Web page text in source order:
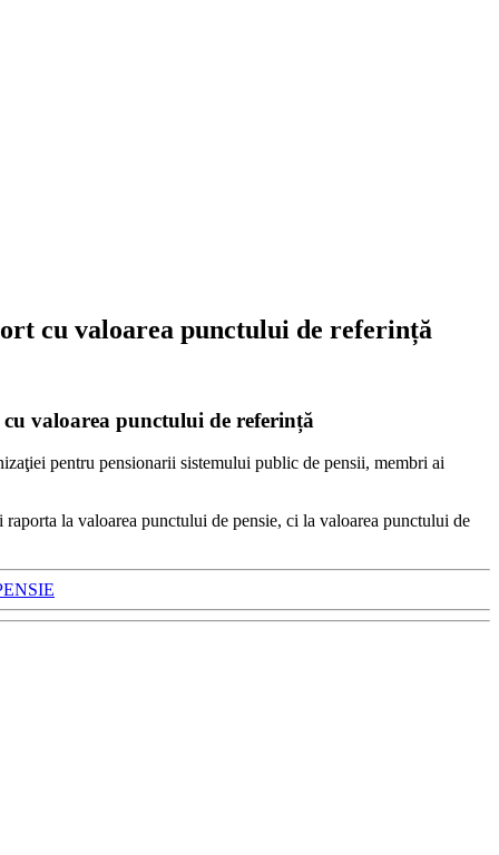
cu valoarea punctului de referință
valoarea punctului de referință
pentru pensionarii sistemului public de pensii, membri ai
la valoarea punctului de pensie, ci la valoarea punctului de